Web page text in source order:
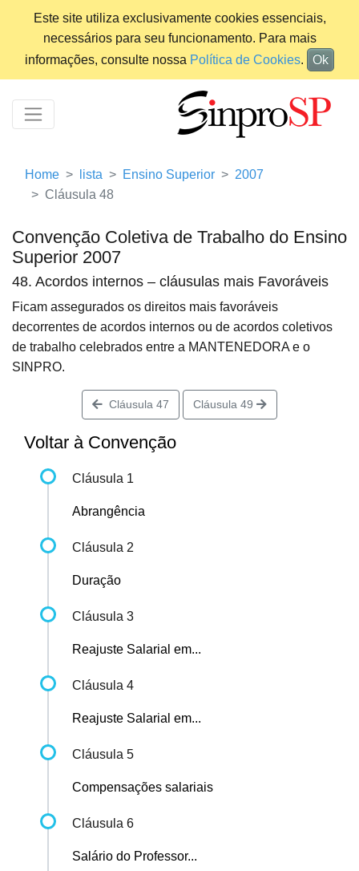
Este site utiliza exclusivamente cookies essenciais,
necessários para seu funcionamento. Para mais
informações, consulte nossa Política de Cookies. Ok
Home lista Ensino Superior
2007
Cláusula 48
Convenção Coletiva de Trabalho do Ensino
Superior 2007
48. Acordos internos – cláusulas mais Favoráveis
Ficam assegurados os direitos mais favoráveis
decorrentes de acordos internos ou de acordos coletivos
de trabalho celebrados entre a MANTENEDORA e o
SINPRO.
Cláusula 47 Cláusula 49
Voltar à Convenção
Cláusula 1
Abrangência
Cláusula 2
Duração
Cláusula 3
Reajuste Salarial em...
Cláusula 4
Reajuste Salarial em...
Cláusula 5
Compensações salariais
Cláusula 6
Salário do Professor...